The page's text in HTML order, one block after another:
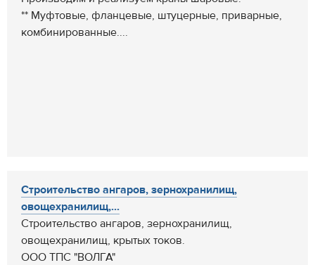
** Муфтовые, фланцевые, штуцерные, приварные,
комбинированные....
Cтроительство ангаров, зернохранилищ,
овощехранилищ,...
Cтроительство ангаров, зернохранилищ,
овощехранилищ, крытых токов.
ООО ТПС "ВОЛГА"